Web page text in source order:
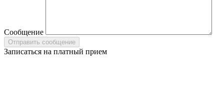
Сообщение
Записаться на платный прием